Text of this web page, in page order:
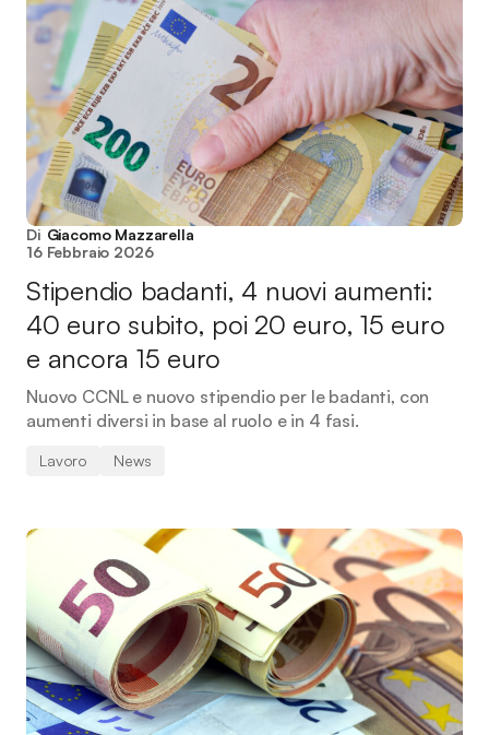
Di Giacomo Mazzarella
16 Febbraio 2026
Stipendio badanti, 4 nuovi aumenti:
40 euro subito, poi 20 euro, 15 euro
e ancora 15 euro
Nuovo CCNL e nuovo stipendio per le badanti, con
aumenti diversi in base al ruolo e in 4 fasi.
Lavoro News